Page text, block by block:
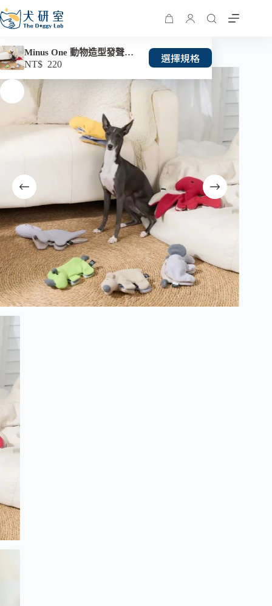
Minus One 動物造型發聲響紙玩具
NT$ 220 選擇規格